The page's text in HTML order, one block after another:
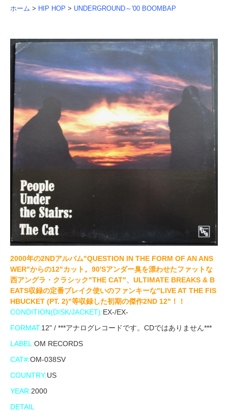
ホーム > HIP HOP > UNDERGROUND～'00 BOOMBAP
2000年の2NDアルバム"QUESTION IN THE FORM OF AN ANS
WER"からの12"カット。90'Sアンダー臭を漂わせたファットな
西アングラ・クラシック"THE CAT"、ULTIMATE BREAKS & B
EATS収録の定番ブレイク使いのファンキーな"LIVE AT THE FIS
HBUCKET (PT. 2)"等収録した初期の傑作2ND 12"！！
CONDITION(DISK/JACKET):EX-/EX-
FORMAT:12" / ***アナログレコードです。CDではありません***
LABEL:OM RECORDS
CAT#:OM-038SV
COUNTRY:US
YEAR:2000
DETAIL